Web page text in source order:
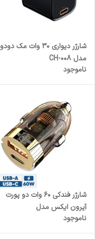
شارژر دیواری 30 وات مک دودو
مدل CH-008
ناموجود
شارژر فندکی 60 وات دو پورت
آیرون ایکس مدل
SUPERFAST360
ناموجود